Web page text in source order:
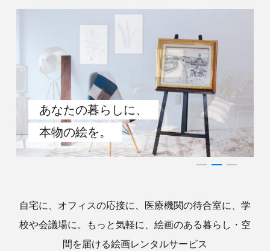
あなたの暮らしに、
本物の絵を。
あなたの暮らしに、
本物の絵を。
あなたの暮らしに、
本物の絵を。
あなたの暮らしに、
本物の絵を。
あなたの暮らしに、
本物の絵を。
自宅に、オフィスの応接に、医療機関の待合室に、学
校や会議場に。もっと気軽に、絵画のある暮らし・空
間を届ける絵画レンタルサービス